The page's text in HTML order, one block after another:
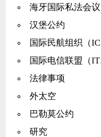
海牙国际私法会议
汉堡公约
国际民航组织（ICAO）
国际电信联盟（ITU）
法律事项
外太空
巴勒莫公约
研究